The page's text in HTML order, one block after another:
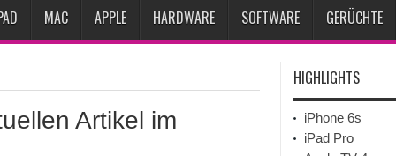
MAC APPLE HARDWARE SOFTWARE GERÜCHTE
Artikel im
HIGHLIGHTS
iPhone 6s
iPad Pro